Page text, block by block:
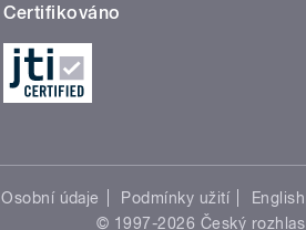
Certifikováno
Osobní údaje Podmínky užití
English
© 1997-2026 Český rozhlas